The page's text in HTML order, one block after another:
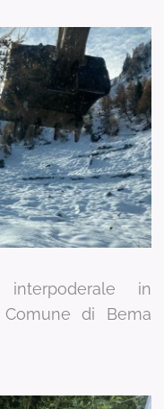
interpoderale in
di Bema